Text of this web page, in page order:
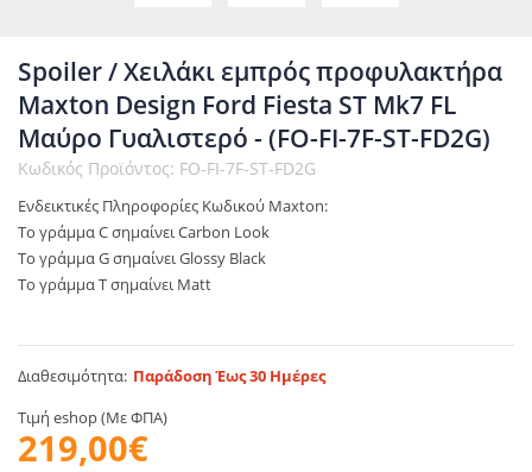
Spoiler / Χειλάκι εμπρός προφυλακτήρα
Maxton Design Ford Fiesta ST Mk7 FL
Μαύρο Γυαλιστερό - (FO-FI-7F-ST-FD2G)
Κωδικός Προϊόντος: FO-FI-7F-ST-FD2G
Ενδεικτικές Πληροφορίες Κωδικού Maxton:
Το γράμμα C σημαίνει Carbon Look
Το γράμμα G σημαίνει Glossy Black
Το γράμμα T σημαίνει Matt
Διαθεσιμότητα: Παράδοση Έως 30 Ημέρες
Τιμή eshop (Με ΦΠΑ)
219,00€